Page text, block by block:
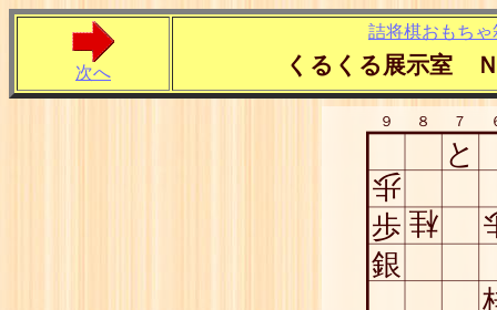
次へ
詰将棋おもちゃ
くるくる展示室
９ ８ ７
と
歩
歩 桂
銀